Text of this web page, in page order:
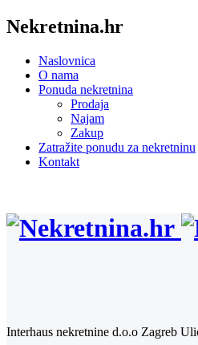
Nekretnina.hr
Naslovnica
O nama
Ponuda nekretnina
Prodaja
Najam
Zakup
Zatražite ponudu za nekretninu
Kontakt
Interhaus nekretnine d.o.o Zagreb